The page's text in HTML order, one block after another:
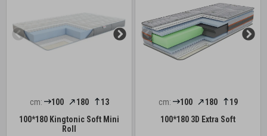
cm: 100 180
13
100*180 Kingtonic Soft Mini
Roll
cm: 100 180
19
100*180 3D Extra Soft